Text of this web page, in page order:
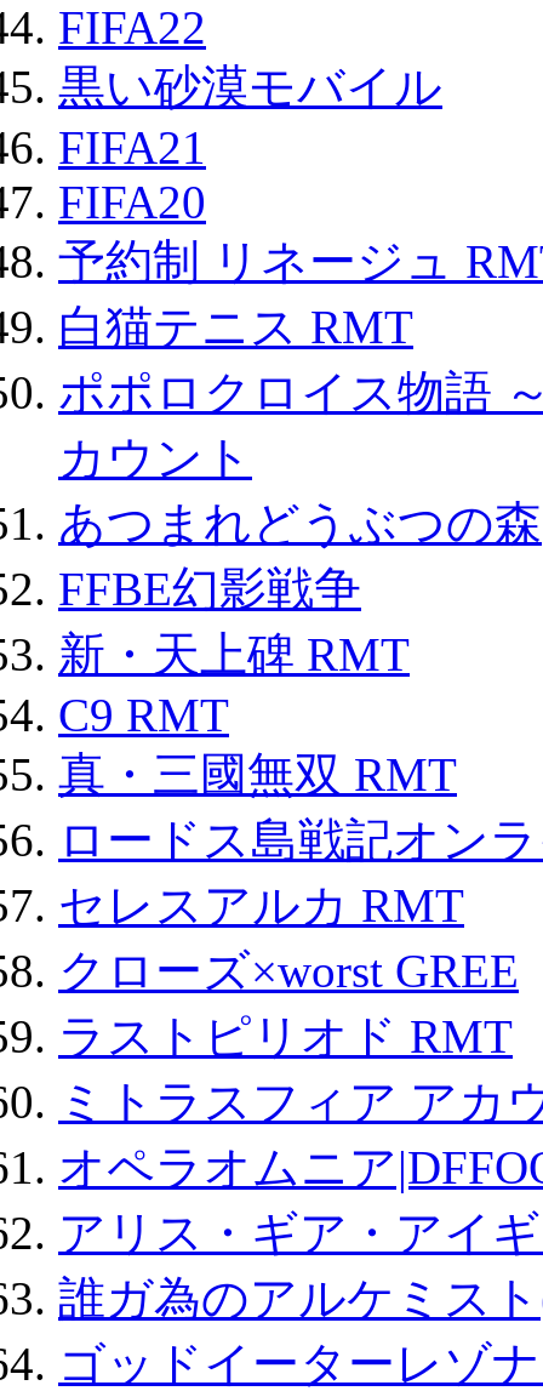
FIFA22
黒い砂漠モバイル
FIFA21
FIFA20
予約制 リネージュ
白猫テニス RMT
ポポロクロイス物語
カウント
あつまれどうぶつの森
FFBE幻影戦争
新・天上碑 RMT
C9 RMT
真・三國無双 RMT
ロードス島戦記オン
セレスアルカ RMT
クローズ×worst GREE
ラストピリオド RMT
ミトラスフィア アカ
オペラオムニア
アリス・ギア・アイ
誰ガ為のアルケミス
ゴッドイーターレゾ